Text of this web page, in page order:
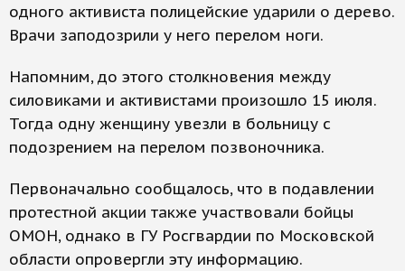
одного активиста полицейские ударили о дерево.
Врачи заподозрили у него перелом ноги.
Напомним, до этого столкновения между
силовиками и активистами произошло 15 июля.
Тогда одну женщину увезли в больницу с
подозрением на перелом позвоночника.
Первоначально сообщалось, что в подавлении
протестной акции также участвовали бойцы
ОМОН, однако в ГУ Росгвардии по Московской
области опровергли эту информацию.